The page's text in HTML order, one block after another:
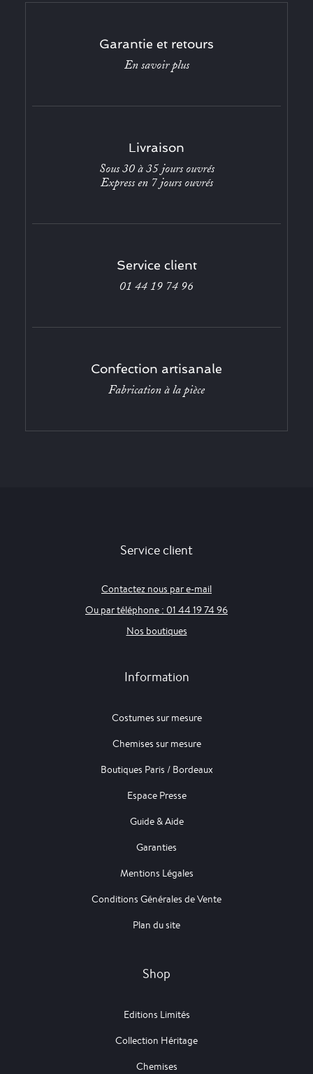
Garantie et retours
En savoir plus
Livraison
Sous 30 à 35 jours ouvrés
Express en 7 jours ouvrés
Service client
01 44 19 74 96
Confection artisanale
Fabrication à la pièce
Service client
Contactez nous par e-mail
Ou par téléphone : 01 44 19 74 96
Nos boutiques
Information
Costumes sur mesure
Chemises sur mesure
Boutiques Paris / Bordeaux
Espace Presse
Guide & Aide
Garanties
Mentions Légales
Conditions Générales de Vente
Plan du site
Shop
Editions Limités
Collection Héritage
Chemises